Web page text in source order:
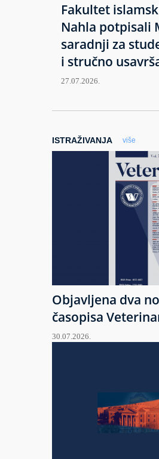
Fakultet
Nahla potpisali
saradnji za
i stručno
27.07.2026.
ISTRAŽIVANJA više
Objavljena dva
časopisa
30.07.2026.